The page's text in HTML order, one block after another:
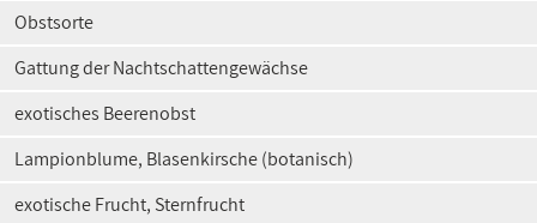
Obstsorte
Gattung der Nachtschattengewächse
exotisches Beerenobst
Lampionblume, Blasenkirsche (botanisch)
exotische Frucht, Sternfrucht